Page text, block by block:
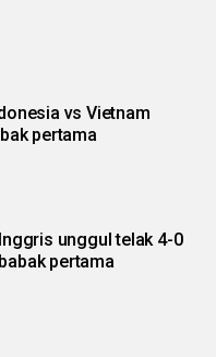
vs Vietnam
pertama
pertama